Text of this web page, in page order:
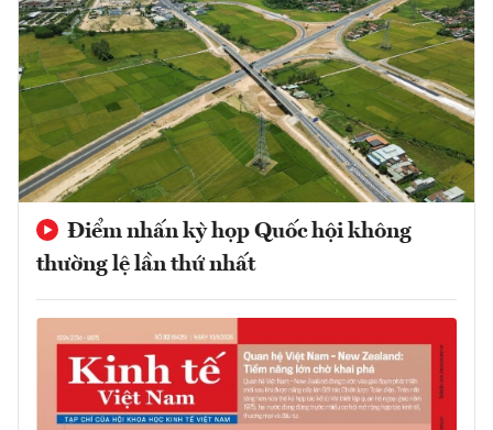
Điểm nhấn kỳ họp Quốc hội không
thường lệ lần thứ nhất